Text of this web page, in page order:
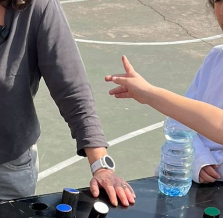
הכרחי
את
העוגיות
האלה
אי
אפשר
לכבות,
חיוניות
בשביל
שהאתר
יעבוד
כמו
שצריך.
סטטיסטיקה
ואנליזות
כדי שנוכל
להמשיך